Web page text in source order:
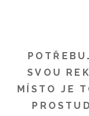
SVOU
MÍSTO JE